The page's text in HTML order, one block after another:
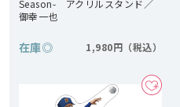
Season- アクリルスタンド／
御幸一也
在庫◎ 1,980円